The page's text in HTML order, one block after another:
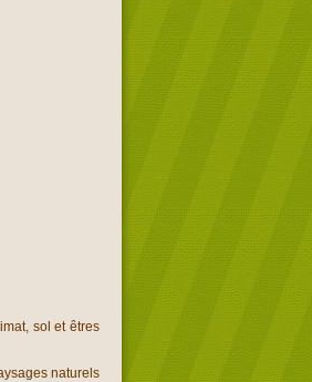
sol et êtres
naturels